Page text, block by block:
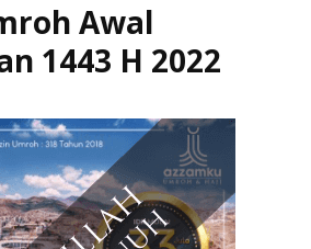
Awal
1443 H 2022